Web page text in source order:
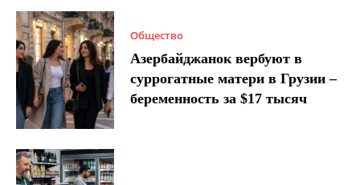
Общество
Азербайджанок вербуют в
суррогатные матери в Грузии –
беременность за $17 тысяч